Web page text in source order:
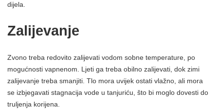
dijela.
Zalijevanje
Zvono treba redovito zalijevati vodom sobne temperature, po
mogućnosti vapnenom. Ljeti ga treba obilno zalijevati, dok zimi
zalijevanje treba smanjiti. Tlo mora uvijek ostati vlažno, ali mora
se izbjegavati stagnacija vode u tanjuriću, što bi moglo dovesti do
truljenja korijena.